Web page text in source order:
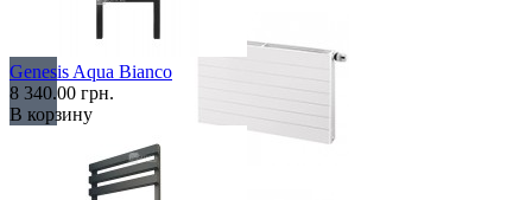
Линейные
Genesis Aqua Bianco
8 340.00 грн.
В корзину